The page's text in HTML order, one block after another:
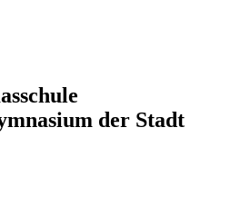
der Stadt